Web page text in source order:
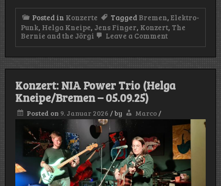
Posted in Konzerte Tagged Bremen, Elektro-
Punk, Helga Kneipe, Jens Finger, Konzert, The
Bernie and the Jörgi
Leave a Commenton
Bernie
and
Jörgi
/
(Helga
Kneipe/
20.09.25)
Konzert: NIA Power Trio (Helga
Kneipe/Bremen – 05.09.25)
Posted on 9. Januar 2026 /by Marco /